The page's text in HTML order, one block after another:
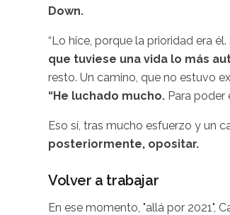
Down.
“Lo hice, porque la prioridad era
que tuviese una vida lo más
resto. Un camino, que no estuvo
“He luchado mucho. Para poder
Eso sí, tras mucho esfuerzo y un
posteriormente, opositar.
Volver a trabajar
En ese momento, "allá por 2021",